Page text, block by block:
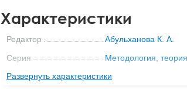
Характеристики
Редактор
Абульханова К. А.
Серия
Методология,
Издательство
ИП РАН
Развернуть характеристики